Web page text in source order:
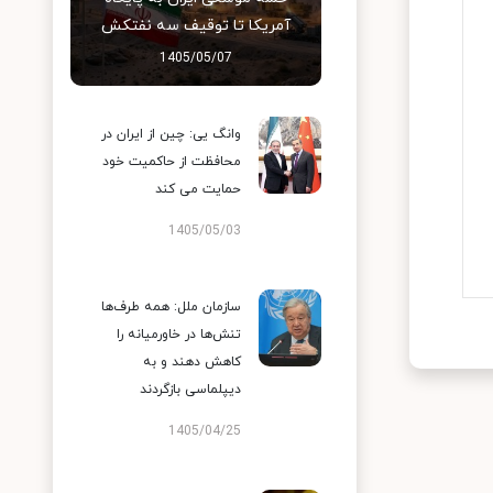
آمریکا تا توقیف سه نفتکش
1405/05/07
وانگ یی: چین از ایران در
محافظت از حاکمیت خود
حمایت می کند
1405/05/03
سازمان ملل: همه طرف‌ها
تنش‌ها در خاورمیانه را
کاهش دهند و به
دیپلماسی بازگردند
1405/04/25